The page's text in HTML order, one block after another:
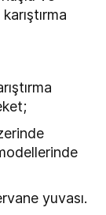
yuvası.